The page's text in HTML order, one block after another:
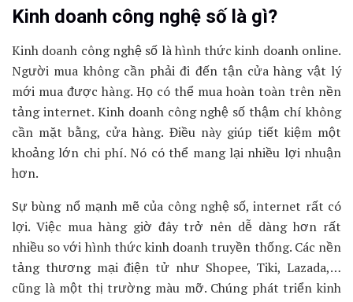
Kinh doanh công nghệ số là gì?
Kinh doanh công nghệ số là hình thức kinh doanh online.
Người mua không cần phải đi đến tận cửa hàng vật lý
mới mua được hàng. Họ có thể mua hoàn toàn trên nền
tảng internet. Kinh doanh công nghệ số thậm chí không
cần mặt bằng, cửa hàng. Điều này giúp tiết kiệm một
khoảng lớn chi phí. Nó có thể mang lại nhiều lợi nhuận
hơn.
Sự bùng nổ mạnh mẽ của công nghệ số, internet rất có
lợi. Việc mua hàng giờ đây trở nên dễ dàng hơn rất
nhiều so với hình thức kinh doanh truyền thống. Các nền
tảng thương mại điện tử như Shopee, Tiki, Lazada,…
cũng là một thị trường màu mỡ. Chúng phát triển kinh